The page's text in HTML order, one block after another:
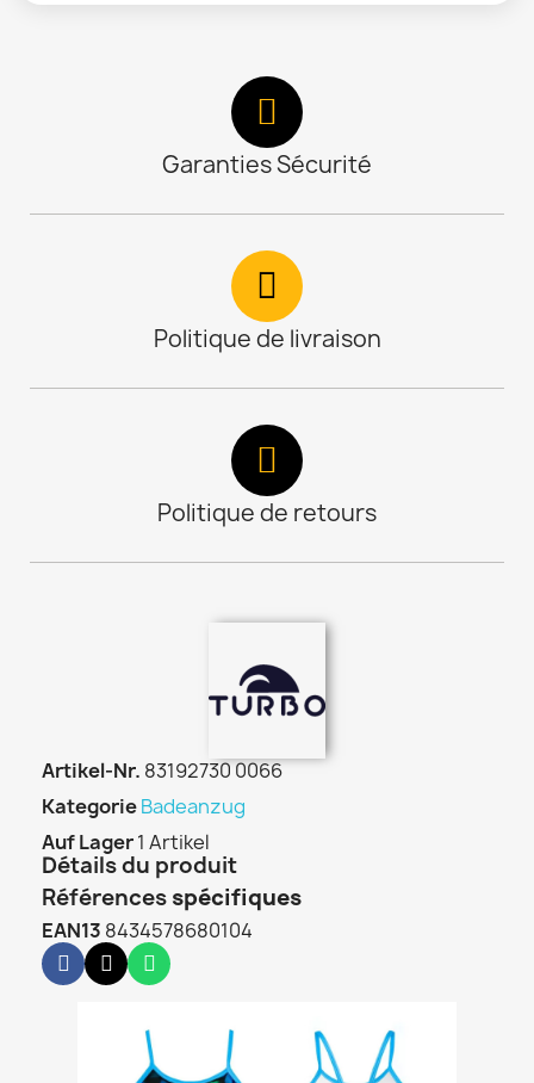
Garanties Sécurité
Politique de livraison
Politique de retours
Artikel-Nr. 83192730 0066
KategorieBadeanzug
Auf Lager1 Artikel
Détails du produit
Références spécifiques
EAN13 8434578680104